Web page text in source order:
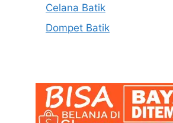
Celana Batik
Dompet Batik